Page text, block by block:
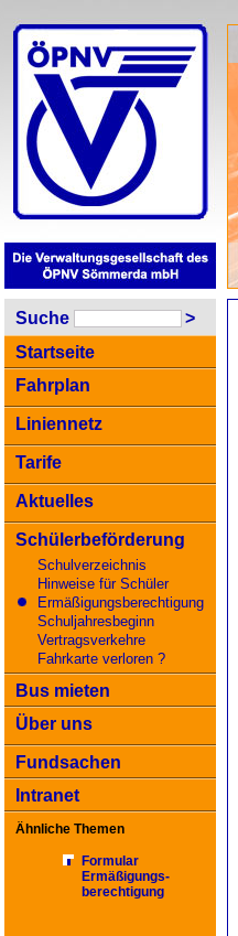
Suche
>
Startseite
Fahrplan
Liniennetz
Tarife
Aktuelles
Schülerbeförderung
Schulverzeichnis
Hinweise für Schüler
Ermäßigungsberechtigung
Schuljahresbeginn
Vertragsverkehre
Fahrkarte verloren ?
Bus mieten
Über uns
Fundsachen
Intranet
Ähnliche Themen
Formular
Ermäßigungs-
berechtigung